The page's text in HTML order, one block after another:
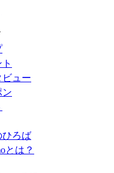
ビュー
ン
ひろば
とは？